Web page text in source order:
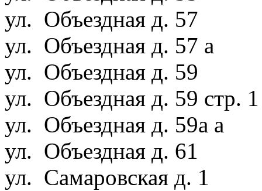
ул. Объездная д. 57
ул. Объездная д. 57 а
ул. Объездная д. 59
ул. Объездная д. 59 стр.
ул. Объездная д. 59а а
ул. Объездная д. 61
ул. Самаровская д. 1